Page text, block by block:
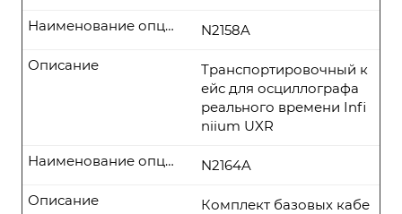
N2158A
Наименование опции
Транспортировочный к
ейс для осциллографа
реального времени Infi
niium UXR
Описание
N2164A
Наименование опции
Комплект базовых кабе
Описание